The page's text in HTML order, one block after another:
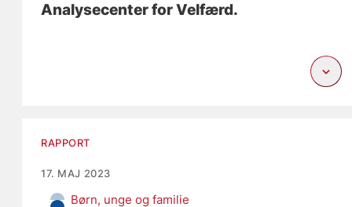
Analysecenter for Velfærd.
RAPPORT
17. MAJ 2023
Børn, unge og familie